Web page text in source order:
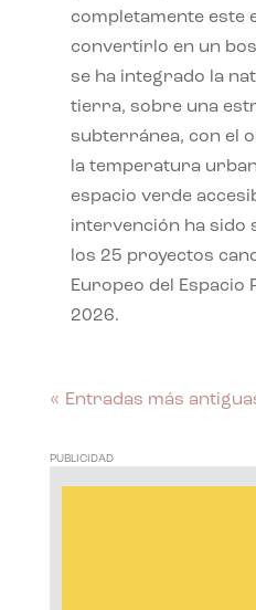
completamente este
convertirlo en un
se ha integrado la
tierra, sobre una
subterránea, con el
la temperatura
espacio verde
intervención ha sido
los 25 proyectos
Europeo del Espacio
2026.
« Entradas más
PUBLICIDAD